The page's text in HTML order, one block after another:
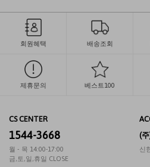
회원혜택 배송조회
제휴문의 베스트100
CS CENTER
1544-3668
월 - 목 14:00-17:00
금,토,일,휴일 CLOSE
(
신